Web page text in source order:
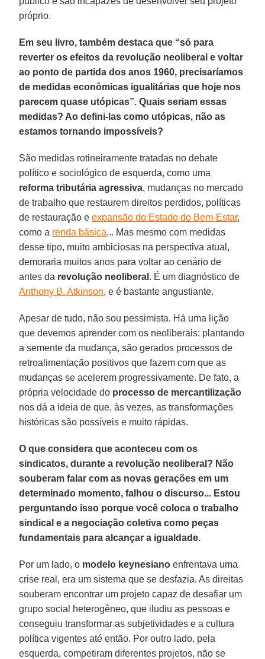
próprio.
Em seu livro, também destaca que “só para
reverter os efeitos da revolução neoliberal e voltar
ao ponto de partida dos anos 1960, precisaríamos
de medidas econômicas igualitárias que hoje nos
parecem quase utópicas”. Quais seriam essas
medidas? Ao defini-las como utópicas, não as
estamos tornando impossíveis?
São medidas rotineiramente tratadas no debate
político e sociológico de esquerda, como uma
reforma tributária agressiva, mudanças no mercado
de trabalho que restaurem direitos perdidos, políticas
de restauração eexpansão do Estado do Bem-Estar,
como a renda básica... Mas mesmo com medidas
desse tipo, muito ambiciosas na perspectiva atual,
demoraria muitos anos para voltar ao cenário de
antes da revolução neoliberal . É um diagnóstico de
Anthony B. Atkinson, e é bastante angustiante.
Apesar de tudo, não sou pessimista. Há uma lição
que devemos aprender com os neoliberais: plantando
a semente da mudança, são gerados processos de
retroalimentação positivos que fazem com que as
mudanças se acelerem progressivamente. De fato, a
própria velocidade do processo de mercantilização
nos dá a ideia de que, às vezes, as transformações
históricas são possíveis e muito rápidas.
O que considera que aconteceu com os
sindicatos, durante a revolução neoliberal? Não
souberam falar com as novas gerações em um
determinado momento, falhou o discurso... Estou
perguntando isso porque você coloca o trabalho
sindical e a negociação coletiva como peças
fundamentais para alcançar a igualdade.
Por um lado, o modelo keynesiano enfrentava uma
crise real, era um sistema que se desfazia. As direitas
souberam encontrar um projeto capaz de desafiar um
grupo social heterogêneo, que iludiu as pessoas e
conseguiu transformar as subjetividades e a cultura
política vigentes até então. Por outro lado, pela
esquerda, competiram diferentes projetos, não se